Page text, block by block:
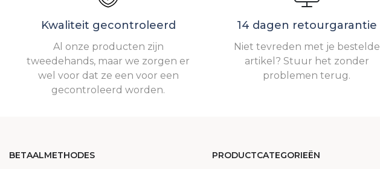
Kwaliteit gecontroleerd
Al onze producten zijn
tweedehands, maar we zorgen er
wel voor dat ze een voor een
gecontroleerd worden.
14 dagen retourgarantie
Niet tevreden met je bestelde
artikel? Stuur het zonder
problemen terug.
BETAALMETHODES PRODUCTCATEGORIEËN